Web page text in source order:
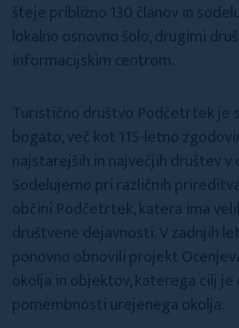
šteje približno 130 članov in
lokalno osnovno šolo, drugimi
informacijskim centrom.
Turistično društvo Podčetrtek je
bogato, več kot 115-letno
najstarejših in največjih društev v
Sodelujemo pri različnih
občini Podčetrtek, katera ima
društvene dejavnosti. V zadnjih
ponovno obnovili projekt
okolja in objektov, katerega cilj je
pomembnosti urejenega okolja.